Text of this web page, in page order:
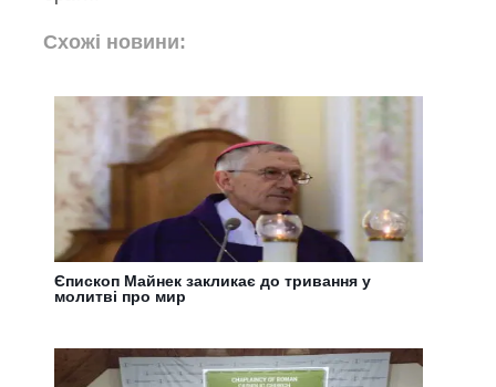
Схожі новини:
Єпископ Майнек закликає до тривання у
молитві про мир